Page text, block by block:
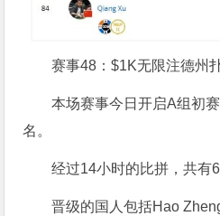
赛事48：$1K无限注德州
本场赛事今日开启A组初
名。
经过14小时的比拼，共有
晋级的国人包括Hao